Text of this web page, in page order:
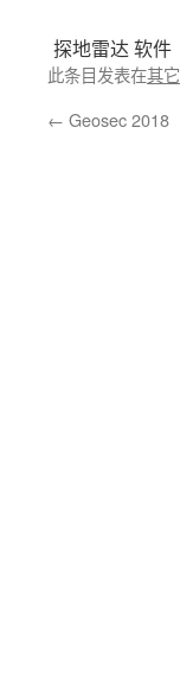
探地雷达 软件
此条目发表在其它
← Geosec 2018